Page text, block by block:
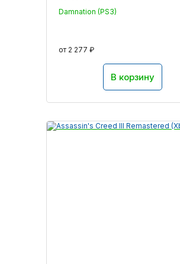
Damnation (PS3)
от 2 277 ₽
В корзину